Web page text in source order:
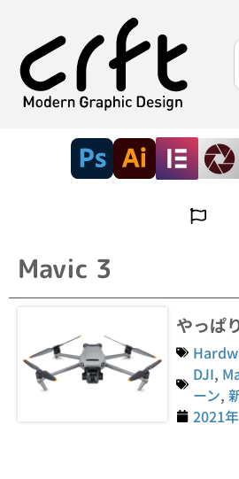
Mavic 3
やっぱ
DJI,
ーン,
2021